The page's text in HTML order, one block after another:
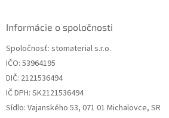
Informácie o spoločnosti
Spoločnosť: stomaterial s.r.o.
IČO: 53964195
DIČ: 2121536494
IČ DPH: SK2121536494
Sídlo: Vajanského 53, 071 01 Michalovce, SR